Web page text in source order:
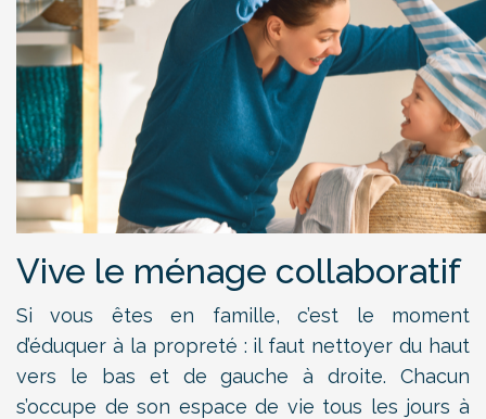
Vive le ménage collaboratif
Si vous êtes en famille, c’est le moment
d’éduquer à la propreté : il faut nettoyer du haut
vers le bas et de gauche à droite. Chacun
s’occupe de son espace de vie tous les jours à